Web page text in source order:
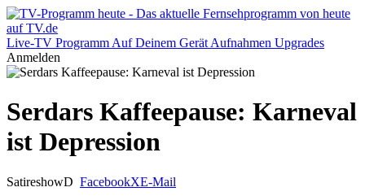
Live-TV Programm Auf Deinem Gerät Aufnahmen Upgrades
Anmelden
Serdars Kaffeepause: Karneval
ist Depression
SatireshowD FacebookXE-Mail